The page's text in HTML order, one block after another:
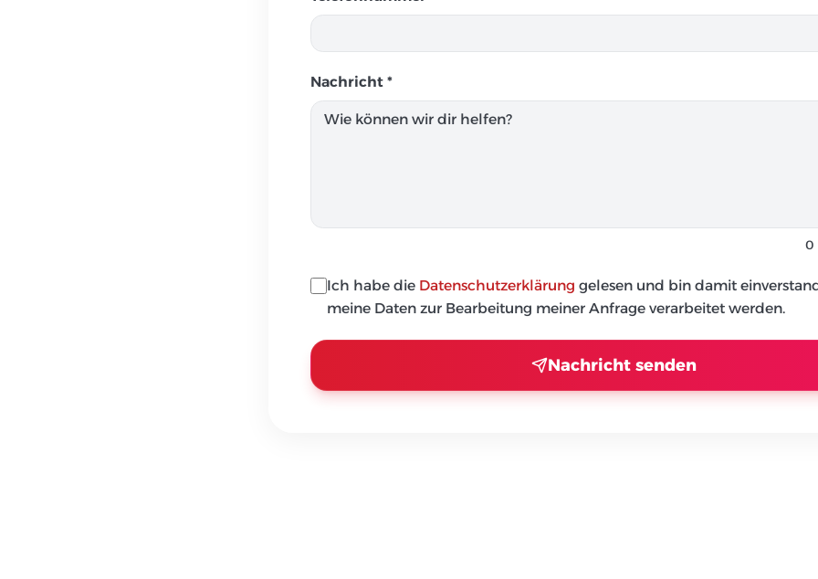
Nachricht *
0
Ich habe die Datenschutzerklärung gelesen und bin damit
meine Daten zur Bearbeitung meiner Anfrage verarbeitet werden.
Nachricht senden